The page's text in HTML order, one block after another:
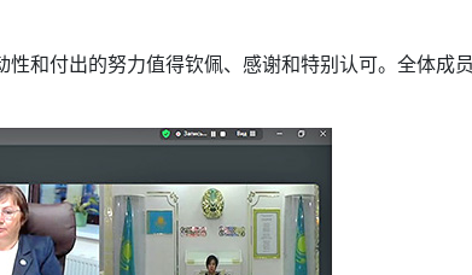
和付出的努力值得钦佩、感谢和特别认可。全体成